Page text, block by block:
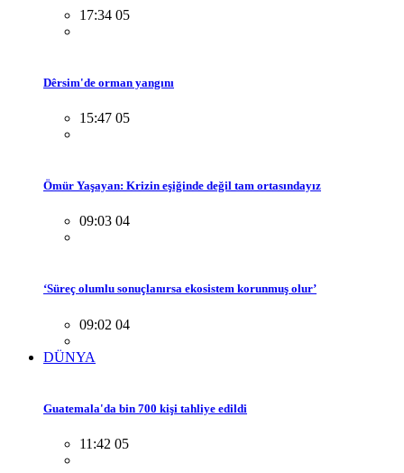
17:34 05
Dêrsim'de orman yangını
15:47 05
Ömür Yaşayan: Krizin eşiğinde değil tam ortasındayız
09:03 04
‘Süreç olumlu sonuçlanırsa ekosistem korunmuş olur’
09:02 04
DÜNYA
Guatemala'da bin 700 kişi tahliye edildi
11:42 05